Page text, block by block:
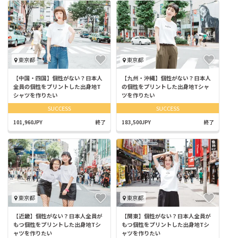
東京都
【中国・四国】個性がない？日本人
全員の個性をプリントした出身地T
シャツを作りたい
SUCCESS
101,960JPY 終了
東京都
【九州・沖縄】個性がない？日本人
の個性をプリントした出身地Tシャ
ツを作りたい
SUCCESS
183,500JPY 終了
東京都
【近畿】個性がない？日本人全員が
もつ個性をプリントした出身地Tシ
ャツを作りたい
東京都
【関東】個性がない？日本人全員が
もつ個性をプリントした出身地Tシ
ャツを作りたい